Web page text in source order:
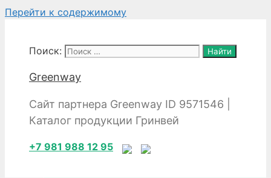
Перейти к содержимому
Поиск:
Greenway
Сайт партнера Greenway ID 9571546 |
Каталог продукции Гринвей
+7 981 988 12 95